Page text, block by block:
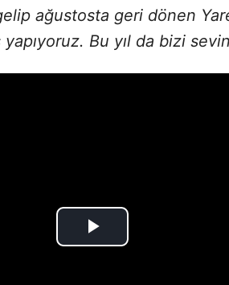
ağustosta geri dönen
yapıyoruz. Bu yıl da bizi